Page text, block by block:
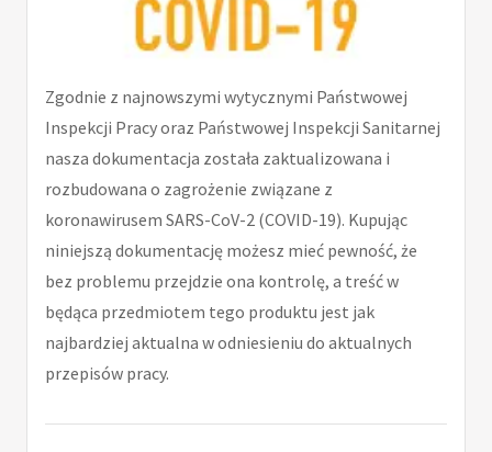
Zgodnie z najnowszymi wytycznymi Państwowej
Inspekcji Pracy oraz Państwowej Inspekcji Sanitarnej
nasza dokumentacja została zaktualizowana i
rozbudowana o zagrożenie związane z
koronawirusem SARS-CoV-2 (COVID-19). Kupując
niniejszą dokumentację możesz mieć pewność, że
bez problemu przejdzie ona kontrolę, a treść w
będąca przedmiotem tego produktu jest jak
najbardziej aktualna w odniesieniu do aktualnych
przepisów pracy.